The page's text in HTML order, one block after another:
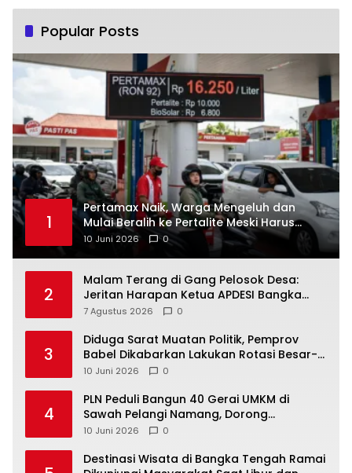
Popular Posts
1
‎Pertamax Naik, Warga Mengeluh dan
Mulai Beralih ke Pertalite Meski Harus
10 Juni 2026 0
2
Malam Terang di Gang Pelosok Desa:
Jeritan Harapan Ketua APDESI Bangka
Tengah untuk PLN Babel
7 Agustus 2026 0
3
‎Diduga Sarat Muatan Politik, Pemprov
Babel Dikabarkan Lakukan Rotasi Besar-
10 Juni 2026 0
4
‎PLN Peduli Bangun 40 Gerai UMKM di
Sawah Pelangi Namang, Dorong
10 Juni 2026 0
‎Destinasi Wisata di Bangka Tengah Ramai